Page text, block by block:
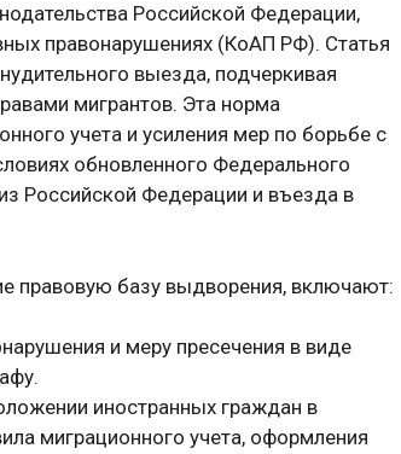
Российской Федерации,
правонарушениях (КоАП РФ). Статья
выезда, подчеркивая
мигрантов. Эта норма
учета и усиления мер по борьбе с
обновленного Федерального
Российской Федерации и въезда в
правовую базу выдворения, включают:
и меру пресечения в виде
иностранных граждан в
миграционного учета, оформления